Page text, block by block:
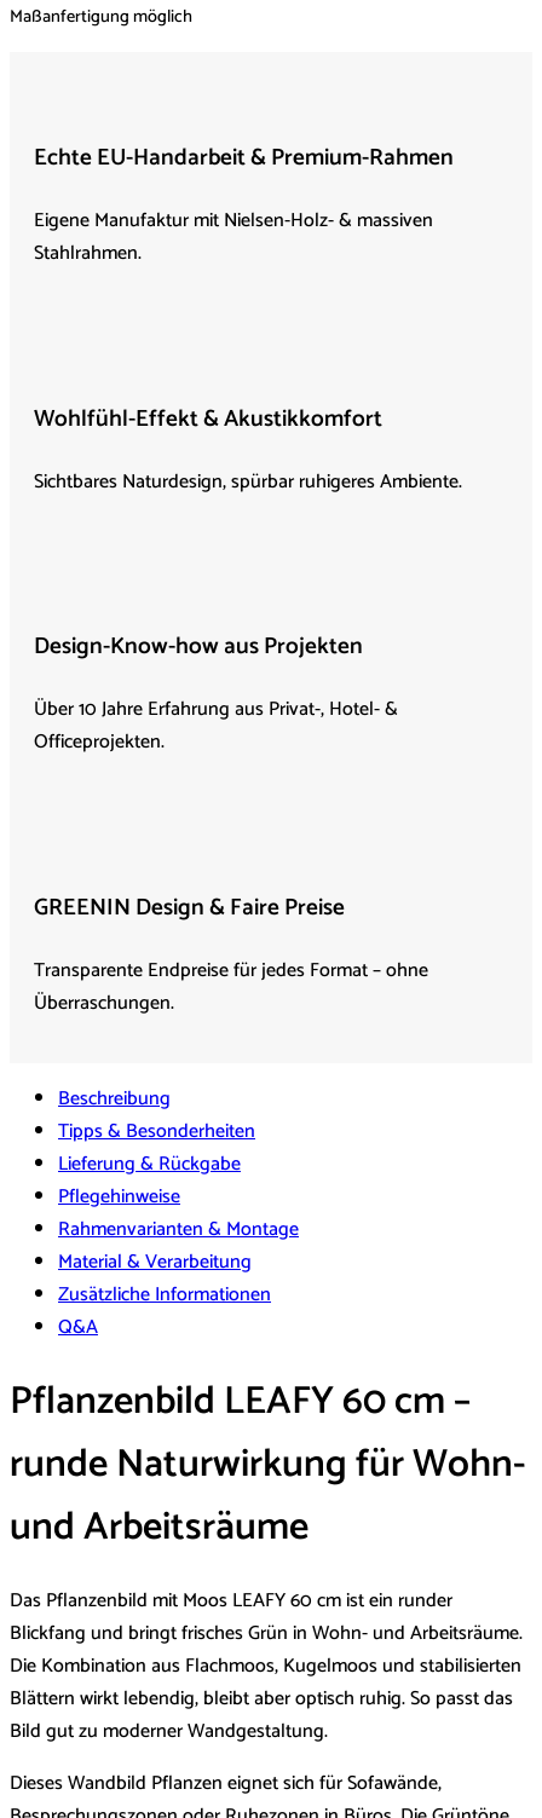
Maßanfertigung möglich
Echte EU-Handarbeit & Premium-Rahmen
Eigene Manufaktur mit Nielsen-Holz- & massiven
Stahlrahmen.
Wohlfühl-Effekt & Akustikkomfort
Sichtbares Naturdesign, spürbar ruhigeres Ambiente.
Design-Know-how aus Projekten
Über 10 Jahre Erfahrung aus Privat-, Hotel- &
Officeprojekten.
GREENIN Design & Faire Preise
Transparente Endpreise für jedes Format – ohne
Überraschungen.
Beschreibung
Tipps & Besonderheiten
Lieferung & Rückgabe
Pflegehinweise
Rahmenvarianten & Montage
Material & Verarbeitung
Zusätzliche Informationen
Q&A
Pflanzenbild LEAFY 60 cm –
runde Naturwirkung für Wohn-
und Arbeitsräume
Das Pflanzenbild mit Moos LEAFY 60 cm ist ein runder
Blickfang und bringt frisches Grün in Wohn- und Arbeitsräume.
Die Kombination aus Flachmoos, Kugelmoos und stabilisierten
Blättern wirkt lebendig, bleibt aber optisch ruhig. So passt das
Bild gut zu moderner Wandgestaltung.
Dieses Wandbild Pflanzen eignet sich für Sofawände,